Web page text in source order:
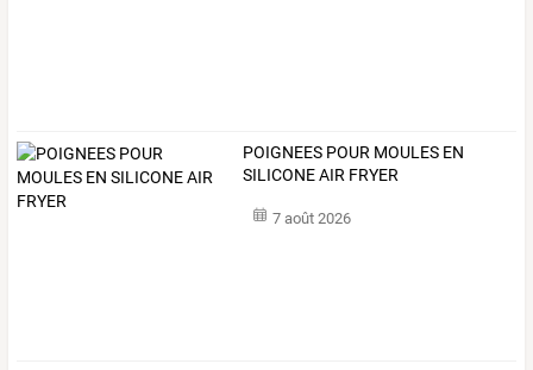
POIGNEES POUR MOULES EN
SILICONE AIR FRYER
7 août 2026